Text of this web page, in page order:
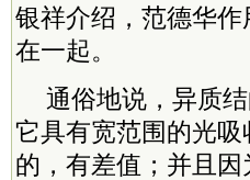
银祥介绍，范德华
在一起。
通俗地说，异质
它具有宽范围的光
的，有差值；并且